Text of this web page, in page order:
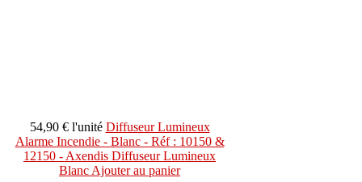
54,90 € l'unité Diffuseur Lumineux
Alarme Incendie - Blanc - Réf : 10150 &
12150 - Axendis Diffuseur Lumineux
BlancAjouter au panier